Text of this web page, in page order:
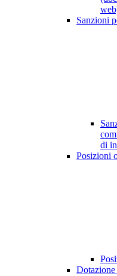
Sanzioni
di
Posizioni
Dotazione